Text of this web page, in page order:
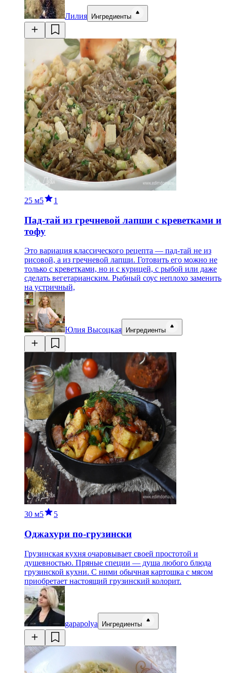
Лилия Ингредиенты
25 м5 1
Пад-тай из гречневой лапши с креветками и
тофу
Это вариация классического рецепта — пад-тай не из
рисовой, а из гречневой лапши. Готовить его можно не
только с креветками, но и с курицей, с рыбой или даже
сделать вегетарианским. Рыбный соус неплохо заменить
на устричный,
Юлия Высоцкая Ингредиенты
30 м5 5
Оджахури по-грузински
Грузинская кухня очаровывает своей простотой и
душевностью. Пряные специи — душа любого блюда
грузинской кухни. С ними обычная картошка с мясом
приобретает настоящий грузинский колорит.
gapapolya Ингредиенты